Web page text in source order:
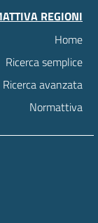
REGIONI
Home
Ricerca semplice
Ricerca avanzata
Normattiva